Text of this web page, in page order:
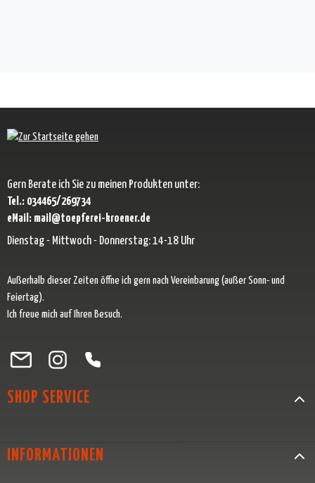
Gern Berate ich Sie zu meinen Produkten unter:
Tel.: 034465/269734
eMail: mail@toepferei-kroener.de
Dienstag - Mittwoch - Donnerstag: 14-18 Uhr
Außerhalb dieser Zeiten öffne ich gern nach Vereinbarung (außer Sonn- und
Feiertag).
Ich freue mich auf Ihren Besuch.
Besuche uns auf Facebook – öffnet in neuem Tab (externer Link)
Schau auf Instagram vorbei – öffnet in neuem Tab (externer Link)
Lass dich auf Pinterest inspirieren – öffnet in neuem Tab
Folge uns auf X – öffnet in neuem Tab (externer Link)
SHOP SERVICE
INFORMATIONEN